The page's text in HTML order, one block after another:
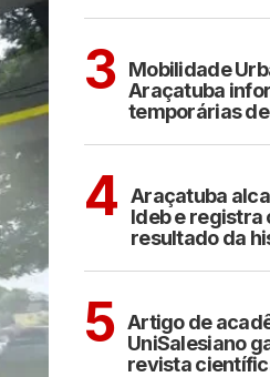
3 Mobilidade
Araçatuba
temporárias
4 Araçatuba
Ideb e registra
resultado da
5 Artigo de
UniSalesiano
revista